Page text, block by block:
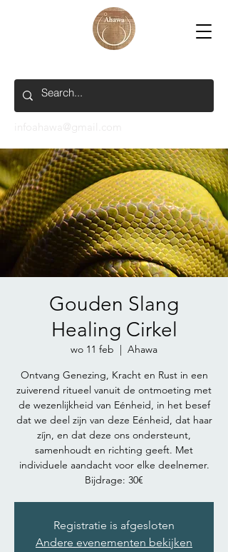
infoahawa@gmail.com
Gouden Slang
Healing Cirkel
wo 11 feb
  |
Ahawa
Ontvang Genezing, Kracht en Rust in een
zuiverend ritueel vanuit de ontmoeting met
de wezenlijkheid van Eénheid, in het besef
dat we deel zijn van deze Eénheid, dat haar
zíjn, en dat deze ons ondersteunt,
samenhoudt en richting geeft. Met
individuele aandacht voor elke deelnemer.
Bijdrage: 30€
Registratie is afgesloten
Andere evenementen bekijken